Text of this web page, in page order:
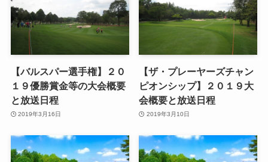
【バルスパー選手権】２０
１９優勝賞金等の大会概要
と放送日程
2019年3月16日
【ザ・プレーヤーズチャン
ピオンシップ】２０１９大
会概要と放送日程
2019年3月10日